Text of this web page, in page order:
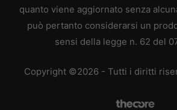
quanto viene aggiornato senza
può pertanto considerarsi un
sensi della legge n. 62 del
Copyright ©2026 - Tutti i diritti